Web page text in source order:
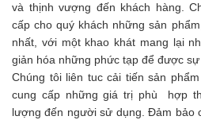
và thịnh vượng đến khách hàng.
cấp cho quý khách những sản
nhất, với một khao khát mang lại
giản hóa những phức tạp để được sự
Chúng tôi liên tuc cải tiến sản
cung cấp những giá trị phù hợp
lượng đến người sử dụng. Đảm bảo